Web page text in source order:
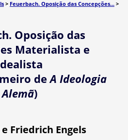
> Feuerbach. Oposição das Concepções...>
Oposição das
Materialista e
deA Ideologia
Alemã)
Friedrich Engels